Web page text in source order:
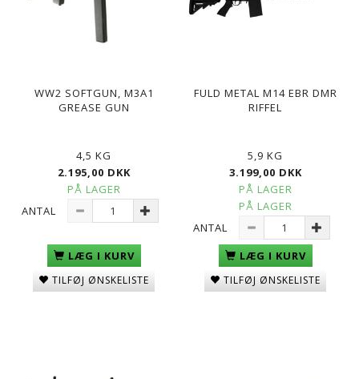
WW2 SOFTGUN, M3A1
GREASE GUN
4,5 KG
2.195,00 DKK
PÅ LAGER
ANTAL
LÆG I KURV
TILFØJ ØNSKELISTE
FULD METAL M14 EBR DMR
RIFFEL
5,9 KG
3.199,00 DKK
PÅ LAGER
PÅ LAGER
ANTAL
LÆG I KURV
TILFØJ ØNSKELISTE